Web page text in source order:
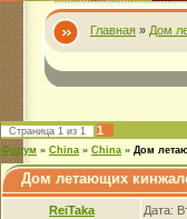
Главная » Дом
Страница 1 из 1 1
Форум » China » China » Дом
Дом летающих
ReiTaka Дата: